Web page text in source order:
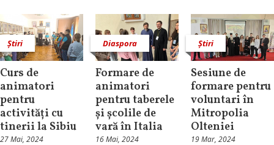
Știri
Curs de
animatori
pentru
activități cu
tinerii la Sibiu
27 Mai, 2024
Diaspora
Formare de
animatori
pentru taberele
și școlile de
vară în Italia
16 Mai, 2024
Știri
Sesiune de
formare pentru
voluntari în
Mitropolia
Olteniei
19 Mar, 2024